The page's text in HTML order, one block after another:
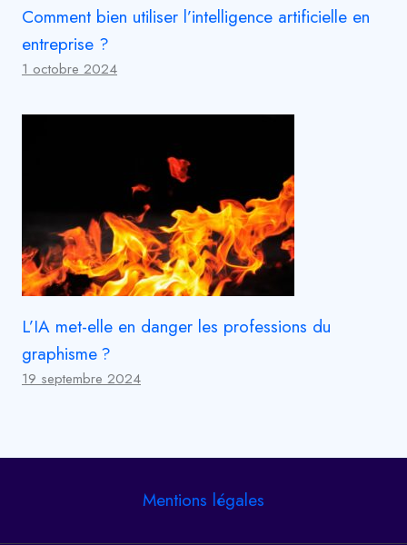
Comment bien utiliser l’intelligence artificielle en
entreprise ?
1 octobre 2024
L’IA met-elle en danger les professions du
graphisme ?
19 septembre 2024
Mentions légales